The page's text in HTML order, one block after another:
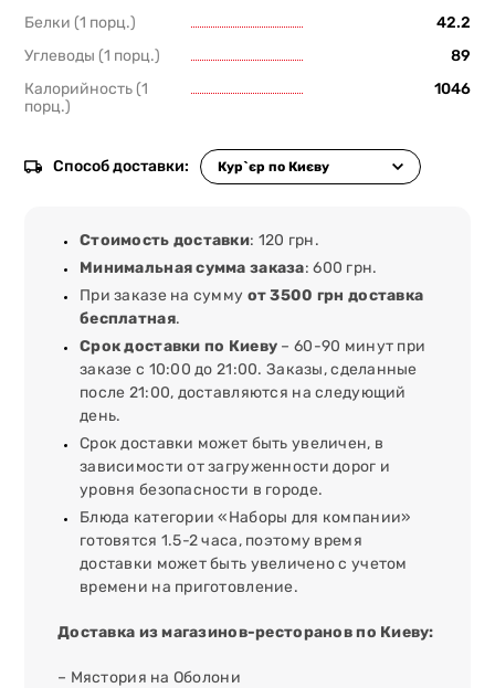
Белки (1 порц.)
42.2
Углеводы (1 порц.)
89
Калорийность (1
порц.)
1046
Способ доставки:
Стоимость доставки: 120 грн.
Минимальная сумма заказа: 600 грн.
При заказе на сумму от 3500 грн доставка
бесплатная.
Срок доставки по Киеву – 60-90 минут при
заказе с 10:00 до 21:00. Заказы, сделанные
после 21:00, доставляются на следующий
день.
Срок доставки может быть увеличен, в
зависимости от загруженности дорог и
уровня безопасности в городе.
Блюда категории «Наборы для компании»
готовятся 1.5-2 часа, поэтому время
доставки может быть увеличено с учетом
времени на приготовление.
Доставка из магазинов-ресторанов по Киеву:
– Мястория на Оболони